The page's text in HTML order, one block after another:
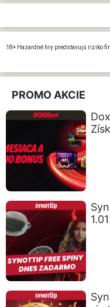
18+ Hazardné hry predstavujú riziko
PROMO AKCIE